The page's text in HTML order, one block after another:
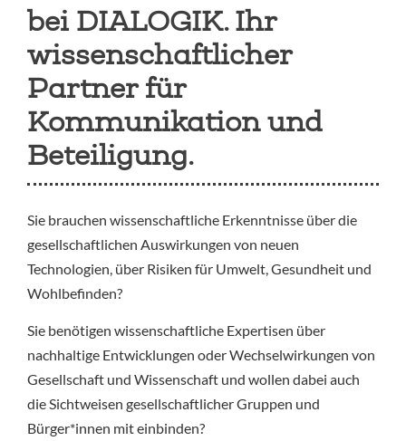
bei DIALOGIK. Ihr
wissenschaftlicher
Partner für
Kommunikation und
Beteiligung.
Sie brauchen wissenschaftliche Erkenntnisse über die
gesellschaftlichen Auswirkungen von neuen
Technologien, über Risiken für Umwelt, Gesundheit und
Wohlbefinden?
Sie benötigen wissenschaftliche Expertisen über
nachhaltige Entwicklungen oder Wechselwirkungen von
Gesellschaft und Wissenschaft und wollen dabei auch
die Sichtweisen gesellschaftlicher Gruppen und
Bürger*innen mit einbinden?